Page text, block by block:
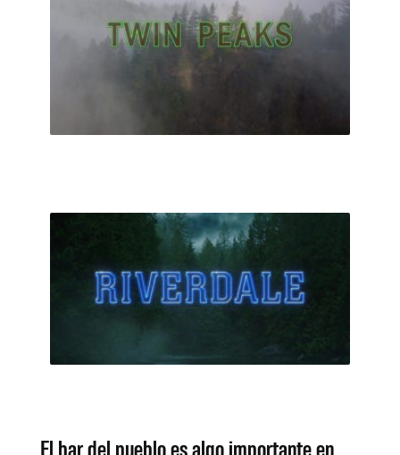
El bar del pueblo es algo importante en